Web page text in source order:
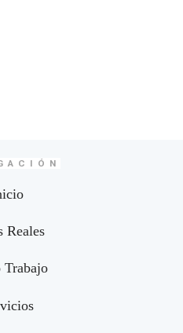
Reales
Trabajo